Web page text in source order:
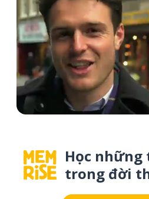
Học
trong đời